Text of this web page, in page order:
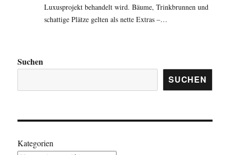
Luxusprojekt behandelt wird. Bäume, Trinkbrunnen und
schattige Plätze gelten als nette Extras –…
Suchen
SUCHEN
Kategorien